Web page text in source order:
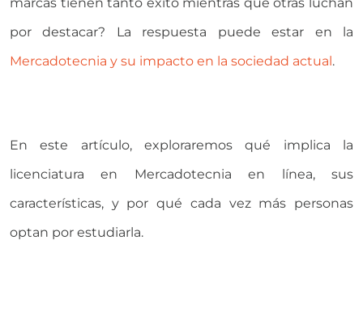
por destacar? La respuesta puede estar en la
Mercadotecnia y su impacto en la sociedad actual.
En este artículo, exploraremos qué implica la
licenciatura en Mercadotecnia en línea, sus
características, y por qué cada vez más personas
optan por estudiarla.